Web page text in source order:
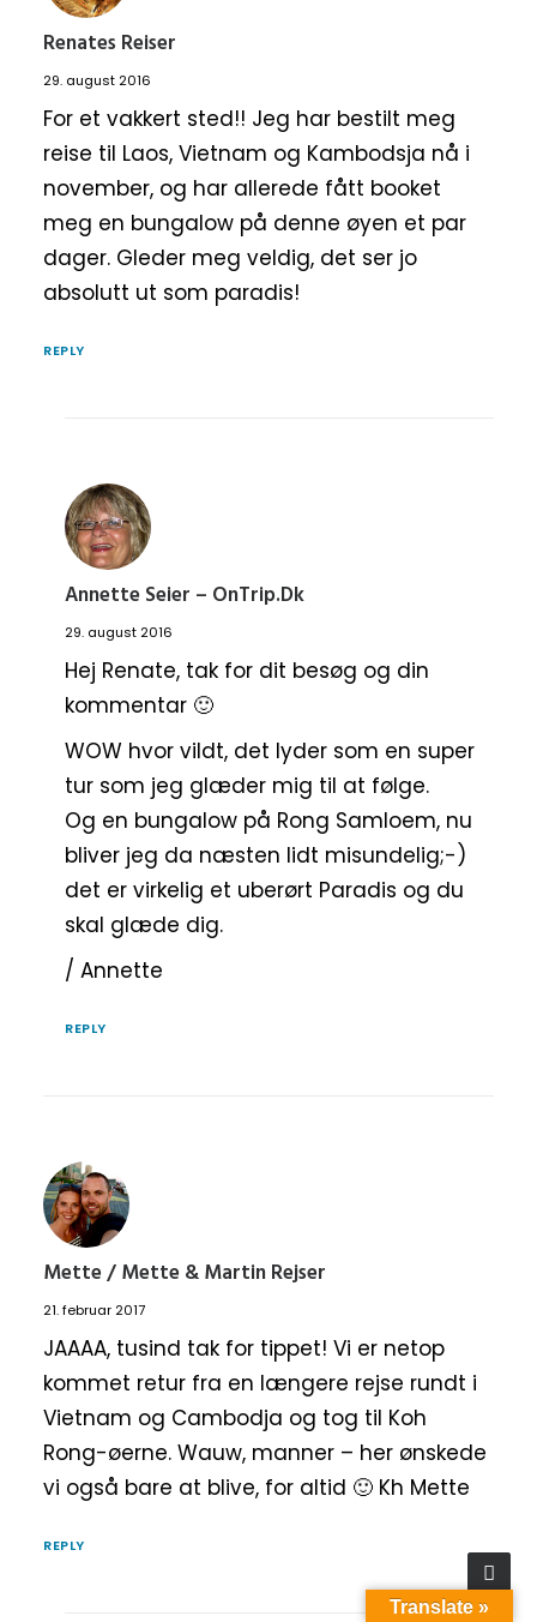
Renates Reiser
29. august 2016
For et vakkert sted!! Jeg har bestilt meg
reise til Laos, Vietnam og Kambodsja nå i
november, og har allerede fått booket
meg en bungalow på denne øyen et par
dager. Gleder meg veldig, det ser jo
absolutt ut som paradis!
REPLY
Annette Seier – OnTrip.dk
29. august 2016
Hej Renate, tak for dit besøg og din
kommentar 🙂
WOW hvor vildt, det lyder som en super
tur som jeg glæder mig til at følge.
Og en bungalow på Rong Samloem, nu
bliver jeg da næsten lidt misundelig;-)
det er virkelig et uberørt Paradis og du
skal glæde dig.
/ Annette
REPLY
Mette / Mette & Martin Rejser
21. februar 2017
JAAAA, tusind tak for tippet! Vi er netop
kommet retur fra en længere rejse rundt i
Vietnam og Cambodja og tog til Koh
Rong-øerne. Wauw, manner – her ønskede
vi også bare at blive, for altid 🙂 Kh Mette
REPLY
Translate »